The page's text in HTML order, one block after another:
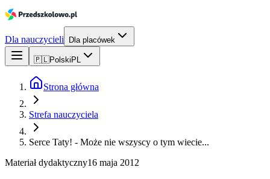
Dla nauczycieli Dla placówek
🇵🇱Polski PL
Strona główna
Strefa nauczyciela
Serce Taty! - Może nie wszyscy o tym wiecie...
Materiał dydaktyczny16 maja 2012